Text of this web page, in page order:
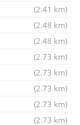
(2.41 km)
(2.48 km)
(2.48 km)
(2.73 km)
(2.73 km)
(2.73 km)
(2.73 km)
(2.73 km)